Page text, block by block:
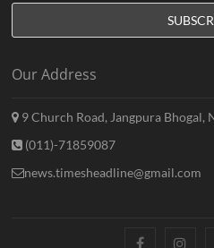
Our Address
9 Church Road, Jangpura Bhogal,
(011)-71859087
news.timesheadline@gmail.com
facebook